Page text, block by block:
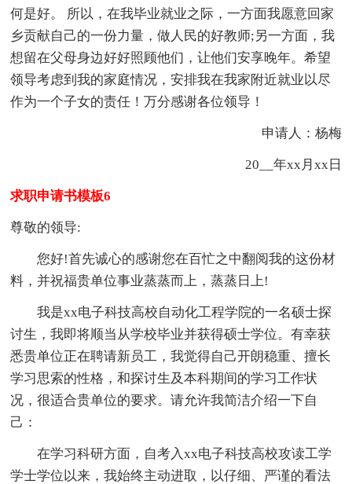
何是好。 所以，在我毕业就业之际，一方面我愿意回家
乡贡献自己的一份力量，做人民的好教师;另一方面，我
想留在父母身边好好照顾他们，让他们安享晚年。希望
领导考虑到我的家庭情况，安排我在我家附近就业以尽
作为一个子女的责任！万分感谢各位领导！
申请人：杨梅
20__年xx月xx日
求职申请书模板6
尊敬的领导:
您好!首先诚心的感谢您在百忙之中翻阅我的这份材
料，并祝福贵单位事业蒸蒸而上，蒸蒸日上!
我是xx电子科技高校自动化工程学院的一名硕士探
讨生，我即将顺当从学校毕业并获得硕士学位。有幸获
悉贵单位正在聘请新员工，我觉得自己开朗稳重、擅长
学习思索的性格，和探讨生及本科期间的学习工作状
况，很适合贵单位的要求。请允许我简洁介绍一下自
己：
在学习科研方面，自考入xx电子科技高校攻读工学
学士学位以来，我始终主动进取，以仔细、严谨的看法